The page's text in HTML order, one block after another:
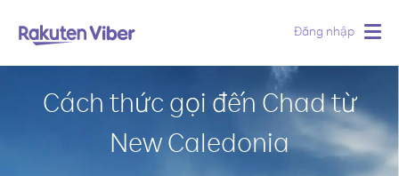
Đăng nhập
Cách thức gọi đến Chad từ
New Caledonia